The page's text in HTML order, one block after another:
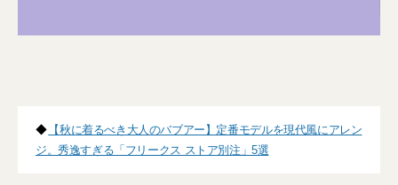
◆ 【秋に着るべき大人のバブアー】定番モデルを現代風にアレン
ジ。秀逸すぎる「フリークス ストア別注」5選